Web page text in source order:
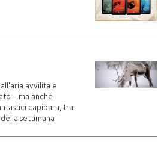
avvilita e
– ma anche
capibara, tra
settimana